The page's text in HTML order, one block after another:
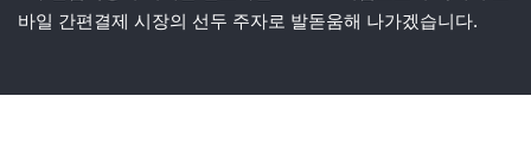
바일 간편결제 시장의 선두 주자로 발돋움해 나가겠습니다.